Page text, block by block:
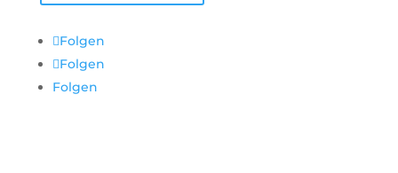
Folgen
Folgen
Folgen